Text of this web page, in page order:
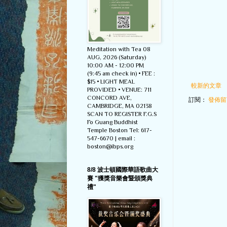
較新的文章
訂閱： 發佈
Meditation with Tea 08
AUG, 2026 (Saturday)
10:00 AM - 12:00 PM
(9:45 am check in) • FEE :
$15 • LIGHT MEAL
PROVIDED • VENUE: 711
CONCORD AVE,
CAMBRIDGE, MA 02138
SCAN TO REGISTER F.G.S
Fo Guang Buddhist
Temple Boston Tel: 617-
547-6670 | email :
boston@ibps.org
8/8 波士頓國際華語歌曲大
賽 "獲獎音樂會暨頒獎典
禮"